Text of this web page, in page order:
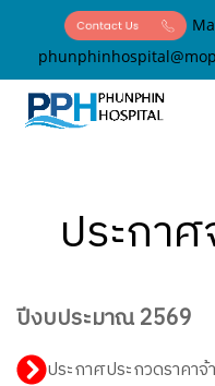
ประกา
ปีงบประมาณ 2569
ประกาศประกวดราคา